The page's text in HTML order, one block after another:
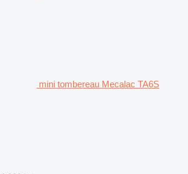
mini tombereau Mecalac TA6S